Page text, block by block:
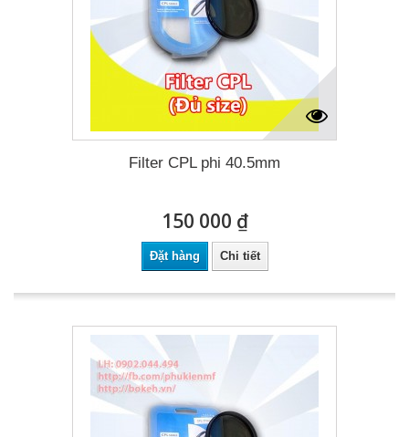
Filter CPL phi 40.5mm
150 000 ₫
Đặt hàng Chi tiết